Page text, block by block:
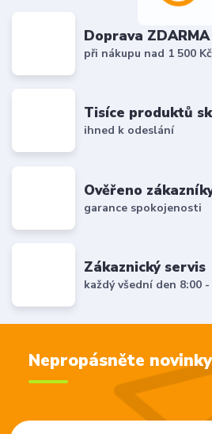
Doprava ZDARMA
při nákupu nad 1 500 Kč
Tisíce produktů
ihned k odeslání
Ověřeno
garance spokojenosti
Zákaznický servis
každý všední den 8:00 -
Nepropásněte